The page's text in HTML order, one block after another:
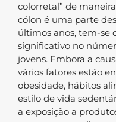
colorretal” de
cólon é uma parte
últimos anos, tem-se
significativo no
jovens. Embora a
vários fatores estão
obesidade, hábitos
estilo de vida
a exposição a